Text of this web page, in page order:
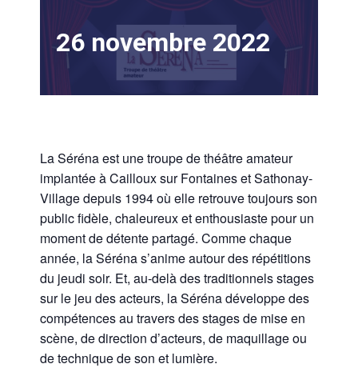
26 novembre 2022
La Séréna est une troupe de théâtre amateur
implantée à Cailloux sur Fontaines et Sathonay-
Village depuis 1994 où elle retrouve toujours son
public fidèle, chaleureux et enthousiaste pour un
moment de détente partagé. Comme chaque
année, la Séréna s’anime autour des répétitions
du jeudi soir. Et, au-delà des traditionnels stages
sur le jeu des acteurs, la Séréna développe des
compétences au travers des stages de mise en
scène, de direction d’acteurs, de maquillage ou
de technique de son et lumière.